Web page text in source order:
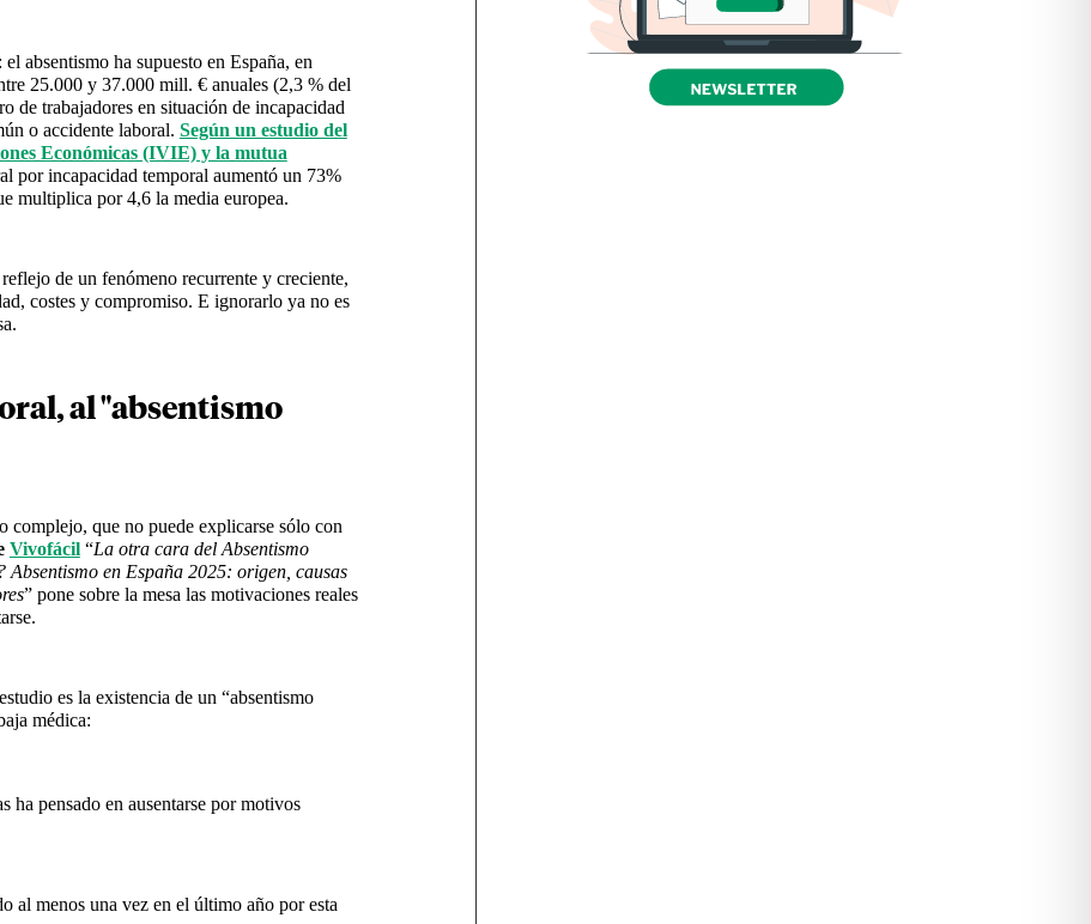
absentismo ha supuesto en España, en
25.000 y 37.000 mill. € anuales (2,3 % del
de trabajadores en situación de incapacidad
o accidente laboral. Según un estudio del
Económicas (IVIE) y la mutua
por incapacidad temporal aumentó un 73%
multiplica por 4,6 la media europea.
de un fenómeno recurrente y creciente,
costes y compromiso. E ignorarlo ya no es
al "absentismo
complejo, que no puede explicarse sólo con
Vivofácil “La otra cara del Absentismo
en España 2025: origen, causas
” pone sobre la mesa las motivaciones reales
es la existencia de un “absentismo
médica:
ha pensado en ausentarse por motivos
al menos una vez en el último año por esta